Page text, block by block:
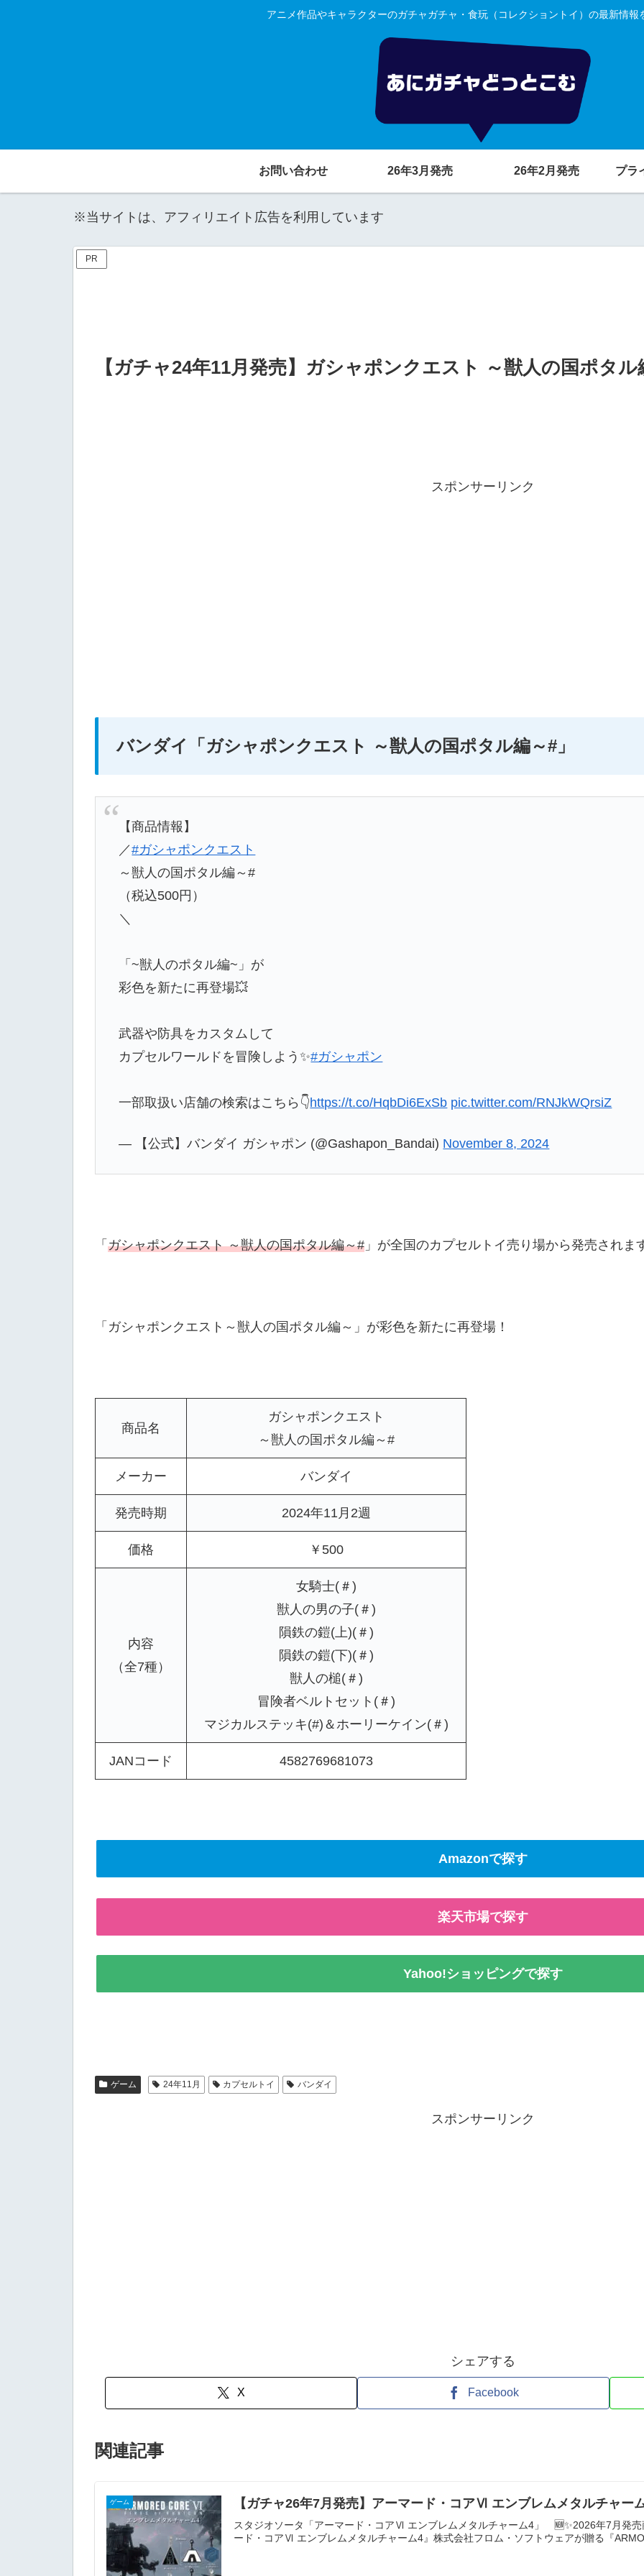
アニメ作品やキャラクターのガチャガチャ・食玩（コレクショントイ）の最新情報
お問い合わせ 26年3月発売 26年2月発売 プラ
※当サイトは、アフィリエイト広告を利用しています
PR
【ガチャ24年11月発売】ガシャポンクエスト ～獣人の国ポタ
スポンサーリンク
バンダイ 「ガシャポンクエスト ～獣人の国ポタル編～#」
【商品情報】
／#ガシャポンクエスト
～獣人の国ポタル編～#
（税込500円）
＼
「~獣人のポタル編~」が
彩色を新たに再登場💥
武器や防具をカスタムして
カプセルワールドを冒険しよう✨#ガシャポン
一部取扱い店舗の検索はこちら👇https://t.co/HqbDi6ExSb pic.twitter.com/RNJkWQrsiZ
— 【公式】バンダイ ガシャポン (@Gashapon_Bandai) November 8, 2024
「 ガシャポンクエスト ～獣人の国ポタル編～# 」が全国のカプセルトイ売り場から発売されま
「ガシャポンクエスト～獣人の国ポタル編～」が彩色を新たに再登場！
商品名
ガシャポンクエスト
～獣人の国ポタル編～#
メーカー バンダイ
発売時期 2024年11月2週
価格 ￥500
内容
（全7種）
女騎士(＃)
獣人の男の子(＃)
隕鉄の鎧(上)(＃)
隕鉄の鎧(下)(＃)
獣人の槌(＃)
冒険者ベルトセット(＃)
マジカルステッキ(#)＆ホーリーケイン(＃)
JANコード 4582769681073
Amazonで探す
楽天市場で探す
Yahoo!ショッピングで探す
ゲーム 24年11月 カプセルトイ バンダイ
スポンサーリンク
シェアする
X Facebook
関連記事
ゲーム 【ガチャ26年7月発売】アーマード・コアⅥ エンブレムメタルチャー
スタジオソータ「アーマード・コアⅥ エンブレムメタルチャーム4」 🆕✨2026年7月発
ード・コアⅥ エンブレムメタルチャーム4』株式会社フロム・ソフトウェアが贈る『